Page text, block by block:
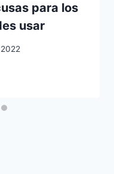
para los
usar